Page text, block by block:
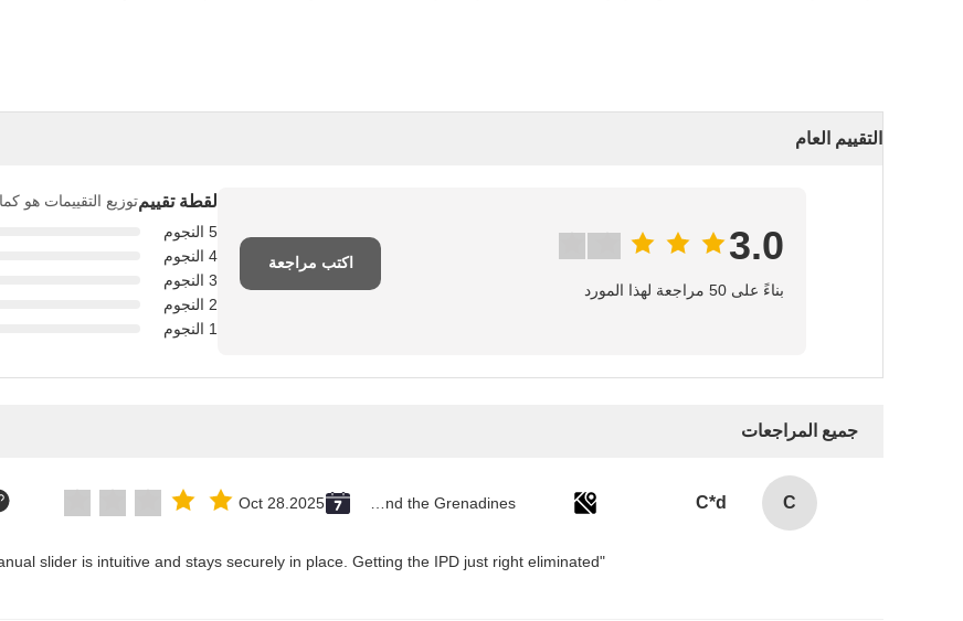
التقييم العام
3.0
بناءً على 50 مراجعة لهذا المورد
اكتب مراجعة
لقطة تقييمتوزيع التقييمات هو
5 النجوم
4 النجوم
3 النجوم
2 النجوم
1 النجوم
جميع المراجعات
C
C*d
Oct 28.2025
"I love how the Pico 4 handles IPD adjustment. The manual slider is intuitive and stays securely in place. Getting the IPD just right eliminated！